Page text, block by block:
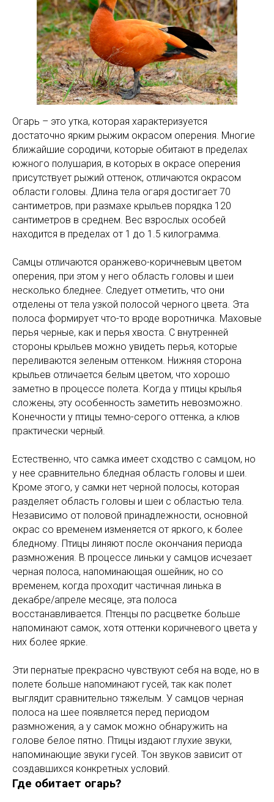
Огарь – это утка, которая характеризуется
достаточно ярким рыжим окрасом оперения. Многие
ближайшие сородичи, которые обитают в пределах
южного полушария, в которых в окрасе оперения
присутствует рыжий оттенок, отличаются окрасом
области головы. Длина тела огаря достигает 70
сантиметров, при размахе крыльев порядка 120
сантиметров в среднем. Вес взрослых особей
находится в пределах от 1 до 1.5 килограмма.
Самцы отличаются оранжево-коричневым цветом
оперения, при этом у него область головы и шеи
несколько бледнее. Следует отметить, что они
отделены от тела узкой полосой черного цвета. Эта
полоса формирует что-то вроде воротничка. Маховые
перья черные, как и перья хвоста. С внутренней
стороны крыльев можно увидеть перья, которые
переливаются зеленым оттенком. Нижняя сторона
крыльев отличается белым цветом, что хорошо
заметно в процессе полета. Когда у птицы крылья
сложены, эту особенность заметить невозможно.
Конечности у птицы темно-серого оттенка, а клюв
практически черный.
Естественно, что самка имеет сходство с самцом, но
у нее сравнительно бледная область головы и шеи.
Кроме этого, у самки нет черной полосы, которая
разделяет область головы и шеи с областью тела.
Независимо от половой принадлежности, основной
окрас со временем изменяется от яркого, к более
бледному. Птицы линяют после окончания периода
размножения. В процессе линьки у самцов исчезает
черная полоса, напоминающая ошейник, но со
временем, когда проходит частичная линька в
декабре/апреле месяце, эта полоса
восстанавливается. Птенцы по расцветке больше
напоминают самок, хотя оттенки коричневого цвета у
них более яркие.
Эти пернатые прекрасно чувствуют себя на воде, но в
полете больше напоминают гусей, так как полет
выглядит сравнительно тяжелым. У самцов черная
полоса на шее появляется перед периодом
размножения, а у самок можно обнаружить на
голове белое пятно. Птицы издают глухие звуки,
напоминающие звуки гусей. Тон звуков зависит от
создавшихся конкретных условий.
Где обитает огарь?